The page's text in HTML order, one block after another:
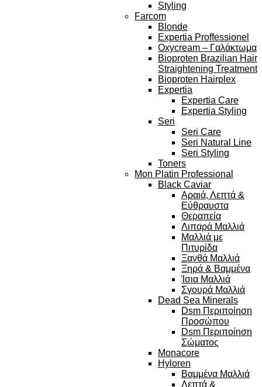
Styling
Farcom
Blonde
Expertia Proffessionel
Oxycream – Γαλάκτωμα
Bioproten Brazilian Hair
Straightening Treatment
Bioproten Hairplex
Expertia
Expertia Care
Expertia Styling
Seri
Seri Care
Seri Natural Line
Seri Styling
Toners
Mon Platin Professional
Black Caviar
Αραιά, Λεπτά &
Εύθραυστα
Θεραπεία
Λιπαρά Μαλλιά
Μαλλιά με
Πιτυρίδα
Ξανθά Μαλλιά
Ξηρά & Βαμμένα
Ίσια Μαλλιά
Σγουρά Μαλλιά
Dead Sea Minerals
Dsm Περιποίηση
Προσώπου
Dsm Περιποίηση
Σώματος
Monacore
Hyloren
Βαμμένα Μαλλιά
Λεπτά &